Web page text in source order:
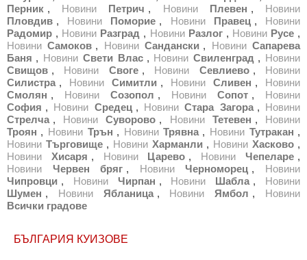
Перник , Новини Петрич , Новини Плевен , Новини
Пловдив , Новини Поморие , Новини Правец , Новини
Радомир , Новини Разград , Новини Разлог , Новини Русе ,
Новини Самоков , Новини Сандански , Новини Сапарева
Баня , Новини Свети Влас , Новини Свиленград , Новини
Свищов , Новини Своге , Новини Севлиево , Новини
Силистра , Новини Симитли , Новини Сливен , Новини
Смолян , Новини Созопол , Новини Сопот , Новини
София , Новини Средец , Новини Стара Загора , Новини
Стрелча , Новини Суворово , Новини Тетевен , Новини
Троян , Новини Трън , Новини Трявна , Новини Тутракан ,
Новини Търговище , Новини Харманли , Новини Хасково ,
Новини
Хисаря , Новини Царево , Новини Чепеларе ,
Новини
Червен бряг , Новини Черноморец , Новини
Чипровци , Новини Чирпан , Новини Шабла , Новини
Шумен , Новини Ябланица , Новини Ямбол , Новини
Всички градове
БЪЛГАРИЯ КУИЗОВЕ